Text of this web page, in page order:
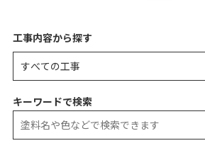
工事内容から探す
キーワードで検索